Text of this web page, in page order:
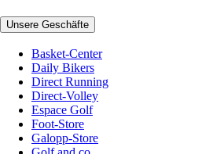
Unsere Geschäfte
Basket-Center
Daily Bikers
Direct Running
Direct-Volley
Espace Golf
Foot-Store
Galopp-Store